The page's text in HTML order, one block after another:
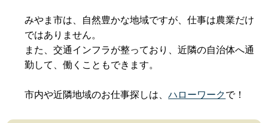
みやま市は、自然豊かな地域ですが、仕事は農業だけ
ではありません。
また、交通インフラが整っており、近隣の自治体へ通
勤して、働くこともできます。
市内や近隣地域のお仕事探しは、ハローワークで！